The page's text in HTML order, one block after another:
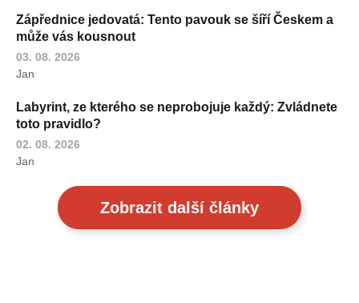
Zápřednice jedovatá: Tento pavouk se šíří Českem a
může vás kousnout
03. 08. 2026
Jan
Labyrint, ze kterého se neprobojuje každý: Zvládnete
toto pravidlo?
02. 08. 2026
Jan
Zobrazit další články